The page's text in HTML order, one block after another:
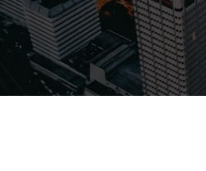
Home Notícias Críticas Breve